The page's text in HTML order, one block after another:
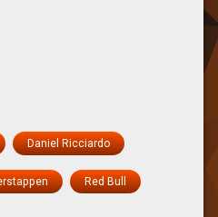
Daniel Ricciardo
Red Bull